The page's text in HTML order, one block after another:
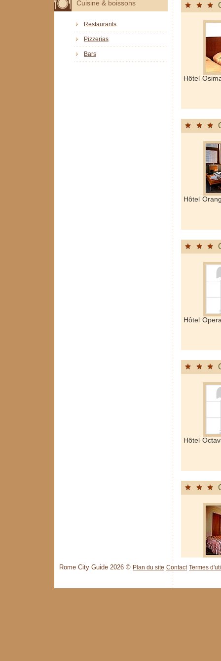
Hôtel
Hôtel
Hôtel
Hôtel
Cuisine & boissons
Restaurants
Pizzerias
Bars
Rome City Guide 2026 © Plan du site Contact Termes